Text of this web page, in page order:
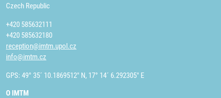
Czech Republic
+420 585632111
+420 585632180
reception@imtm.upol.cz
info@imtm.cz
GPS: 49° 35´ 10.1869512" N, 17° 14´ 6.292305" E
O IMTM